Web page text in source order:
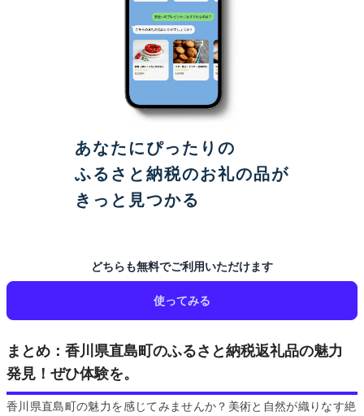
あなたにぴったりの
ふるさと納税のお礼の品が
きっと見つかる
どちらも無料でご利用いただけます
使ってみる
まとめ：香川県直島町のふるさと納税返礼品の魅力
発見！ぜひ体験を。
香川県直島町の魅力を感じてみませんか？美術と自然が織りなす絶